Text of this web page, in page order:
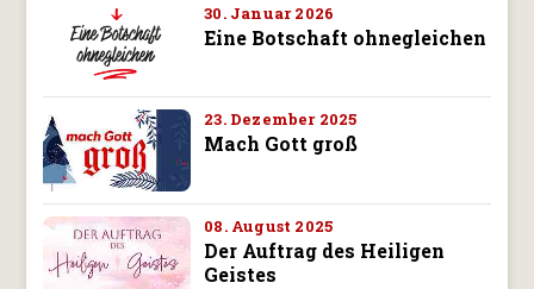
30. Januar 2026
Eine Botschaft ohnegleichen
23. Dezember 2025
Mach Gott groß
08. August 2025
Der Auftrag des Heiligen
Geistes